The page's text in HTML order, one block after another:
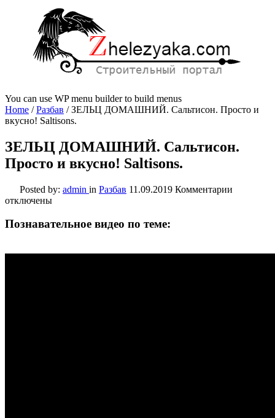
You can use WP menu builder to build menus
Home /Разбав /ЗЕЛЬЦ ДОМАШНИЙ. Сальтисон. Просто и
вкусно! Saltisons.
ЗЕЛЬЦ ДОМАШНИЙ. Сальтисон.
Просто и вкусно! Saltisons.
Posted by: admin in Разбав 11.09.2019 Комментарии
и
отключены
Познавательное видео по теме: